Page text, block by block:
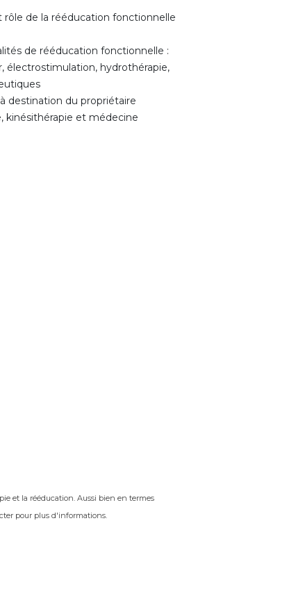
rôle de la rééducation fonctionnelle
de rééducation fonctionnelle :
électrostimulation, hydrothérapie,
destination du propriétaire
kinésithérapie et médecine
et la rééducation. Aussi bien en termes
pour plus d'informations.